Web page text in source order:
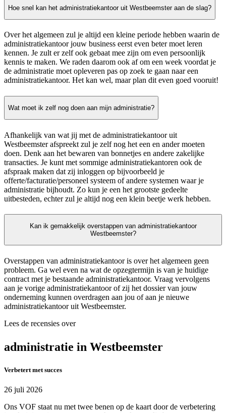
Hoe snel kan het administratiekantoor uit Westbeemster aan de slag?
Over het algemeen zul je altijd een kleine periode hebben waarin de
administratiekantoor jouw business eerst even beter moet leren
kennen. Je zult er zelf ook gebaat mee zijn om even persoonlijk
kennis te maken. We raden daarom ook af om een week voordat je
de administratie moet opleveren pas op zoek te gaan naar een
administratiekantoor. Het kan wel, maar plan dit even goed vooruit!
Wat moet ik zelf nog doen aan mijn administratie?
Afhankelijk van wat jij met de administratiekantoor uit
Westbeemster afspreekt zul je zelf nog het een en ander moeten
doen. Denk aan het bewaren van bonnetjes en andere zakelijke
transacties. Je kunt met sommige administratiekantoren ook de
afspraak maken dat zij inloggen op bijvoorbeeld je
offerte/facturatie/personeel systeem of andere systemen waar je
administratie bijhoudt. Zo kun je een het grootste gedeelte
uitbesteden, echter zul je altijd nog een klein beetje werk hebben.
Kan ik gemakkelijk overstappen van administratiekantoor
Westbeemster?
Overstappen van administratiekantoor is over het algemeen geen
probleem. Ga wel even na wat de opzegtermijn is van je huidige
contract met je bestaande administratiekantoor. Vraag vervolgens
aan je vorige administratiekantoor of zij het dossier van jouw
onderneming kunnen overdragen aan jou of aan je nieuwe
administratiekantoor uit Westbeemster.
Lees de recensies over
administratie in Westbeemster
Verbetert met succes
26 juli 2026
Ons VOF staat nu met twee benen op de kaart door de verbetering